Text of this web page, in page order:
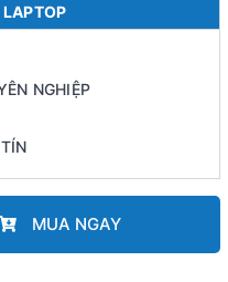
NGHIỆP
MUA NGAY